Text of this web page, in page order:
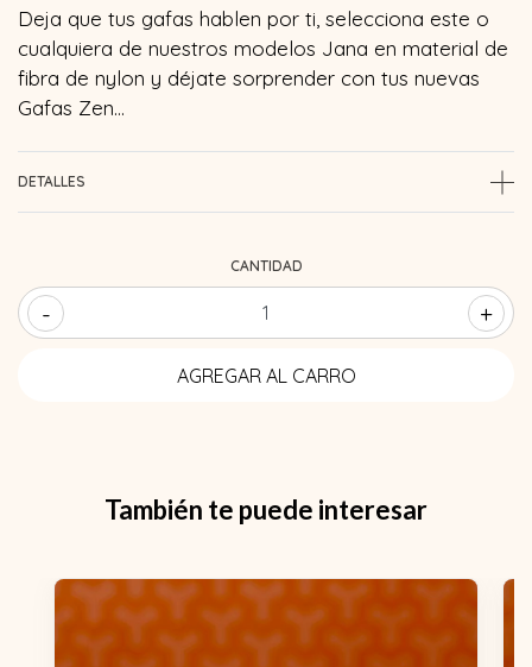
Deja que tus gafas hablen por ti, selecciona este o
cualquiera de nuestros modelos Jana en material de
fibra de nylon y déjate sorprender con tus nuevas
Gafas Zen…
DETALLES
CANTIDAD
- +
También te puede interesar